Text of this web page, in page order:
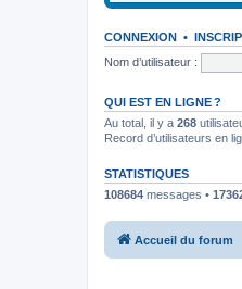
CONNEXION •
Nom d’utilisateur :
QUI EST EN LIGNE ?
Au total, il y a 268
Record d’utilisateurs en
STATISTIQUES
108684 messages •
Accueil du forum